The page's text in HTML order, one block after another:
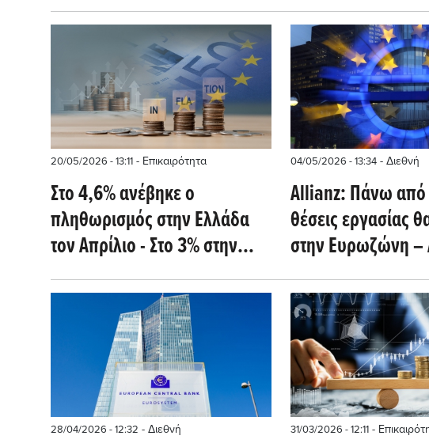
20/05/2026 - 13:11 - Επικαιρότητα
Στο 4,6% ανέβηκε ο
πληθωρισμός στην Eλλάδα
τον Απρίλιο - Στο 3% στην
Ευρωζώνη
04/05/2026 - 13:34 - Διεθνή
Allianz: Πάνω
θέσεις εργασίας
στην Ευρωζώνη –
ενεργειακή κρίση
παρατεταμένο
Στενών του
28/04/2026 - 12:32 - Διεθνή 31/03/2026 - 12:11 -